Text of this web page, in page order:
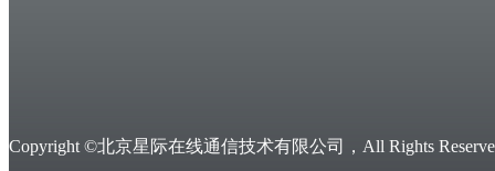
Copyright ©北京星际在线通信技术有限公司，All Rights